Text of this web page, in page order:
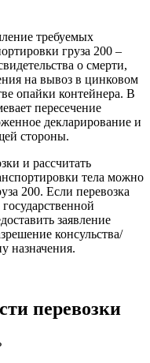
требуемых
груза 200 –
о смерти,
на вывоз в цинковом
опайки контейнера. В
пересечение
декларирование и
стороны.
и рассчитать
тела можно
200. Если перевозка
заявление
консульства/
назначения.
перевозки